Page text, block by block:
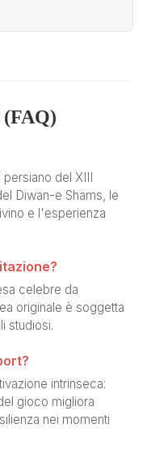
del XIII
Diwan-e Shams, le
e l'esperienza
celebre da
originale è soggetta
studiosi.
intrinseca:
gioco migliora
nei momenti